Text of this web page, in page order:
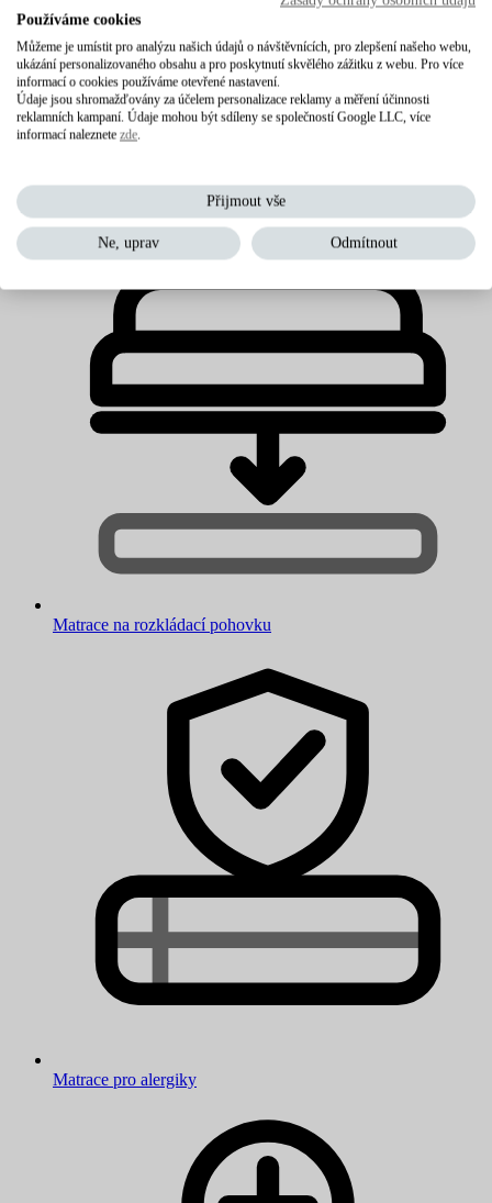
Matrace na rozkládací pohovku
Matrace pro alergiky
Používáme cookies
Můžeme je umístit pro analýzu našich údajů o návštěvnících, pro zlepšení našeho webu,
ukázání personalizovaného obsahu a pro poskytnutí skvělého zážitku z webu. Pro více
informací o cookies používáme otevřené nastavení.
Údaje jsou shromažďovány za účelem personalizace reklamy a měření účinnosti
reklamních kampaní. Údaje mohou být sdíleny se společností Google LLC, více
informací naleznete zde.
Přijmout vše
Ne, uprav Odmítnout